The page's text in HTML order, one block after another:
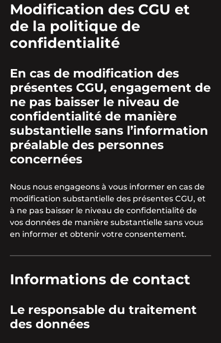
Modification des CGU et
de la politique de
confidentialité
En cas de modification des
présentes CGU, engagement de
ne pas baisser le niveau de
confidentialité de manière
substantielle sans l’information
préalable des personnes
concernées
Nous nous engageons à vous informer en cas de
modification substantielle des présentes CGU, et
à ne pas baisser le niveau de confidentialité de
vos données de manière substantielle sans vous
en informer et obtenir votre consentement.
Informations de contact
Le responsable du traitement
des données